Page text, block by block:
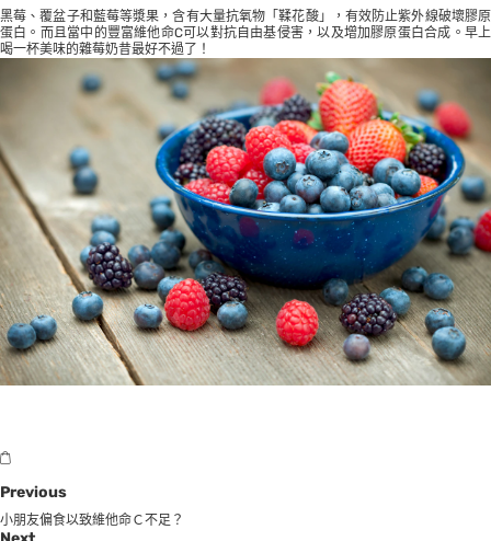
黑莓、覆盆子和藍莓等漿果，含有大量抗氧物「鞣花酸」，有效防止紫外線破壞膠原
蛋白。而且當中的豐富維他命C可以對抗自由基侵害，以及增加膠原蛋白合成。早上
喝一杯美味的雜莓奶昔最好不過了！
Previous
小朋友偏食以致維他命Ｃ不足？